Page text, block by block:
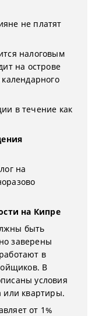
не платят
налоговым
на острове
течение как
на
на Кипре
быть
заверены
в
В
условия
или квартиры.
от 1%